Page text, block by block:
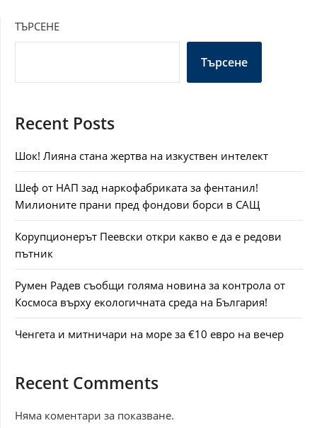
ТЪРСЕНЕ
Търсене
Recent Posts
Шок! Лияна стана жертва на изкуствен интелект
Шеф от НАП зад наркофабриката за фентанил!
Милионите прани пред фондови борси в САЩ
Корупционерът Пеевски откри какво е да е редови
пътник
Румен Радев съобщи голяма новина за контрола от
Космоса върху екологичната среда на България!
Ченгета и митничари на море за €10 евро на вечер
Recent Comments
Няма коментари за показване.